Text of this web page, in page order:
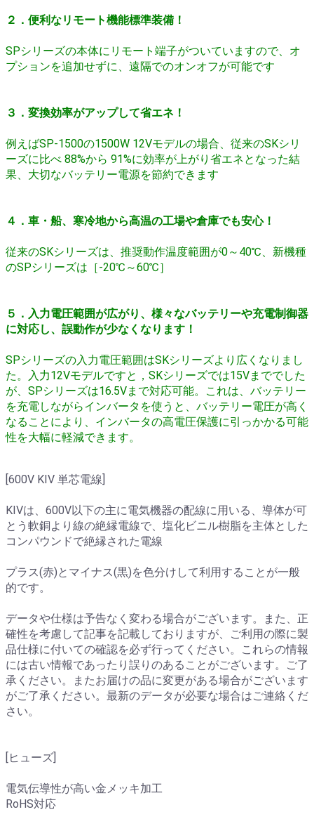
２．便利なリモート機能標準装備！
SPシリーズの本体にリモート端子がついていますので、オ
プションを追加せずに、遠隔でのオンオフが可能です
３．変換効率がアップして省エネ！
例えばSP-1500の1500W 12Vモデルの場合、従来のSKシリ
ーズに比べ 88%から 91%に効率が上がり省エネとなった結
果、大切なバッテリー電源を節約できます
４．車・船、寒冷地から高温の工場や倉庫でも安心！
従来のSKシリーズは、推奨動作温度範囲が0～40℃、新機種
のSPシリーズは［-20℃～60℃］
５．入力電圧範囲が広がり、様々なバッテリーや充電制御器
に対応し、誤動作が少なくなります！
SPシリーズの入力電圧範囲はSKシリーズより広くなりまし
た。
入力12Vモデルですと，SKシリーズでは15Vまででした
が、SPシリーズは16.5Vまで対応可能。
これは、バッテリー
を充電しながらインバータを使うと、バッテリー電圧が高く
なることにより、インバータの高電圧保護に引っかかる可能
性を大幅に軽減できます。
[600V KIV 単芯電線]
KIVは、600V以下の主に電気機器の配線に用いる、導体が可
とう軟銅より線の絶縁電線で、塩化ビニル樹脂を主体とした
コンパウンドで絶縁された電線
プラス(赤)とマイナス(黒)を色分けして利用することが一般
的です。
データや仕様は予告なく変わる場合がございます。また、正
確性を考慮して記事を記載しておりますが、ご利用の際に製
品仕様に付いての確認を必ず行ってください。これらの情報
には古い情報であったり誤りのあることがございます。ご了
承ください。またお届けの品に変更がある場合がございます
がご了承ください。最新のデータが必要な場合はご連絡くだ
さい。
[ヒューズ]
電気伝導性が高い金メッキ加工
RoHS対応